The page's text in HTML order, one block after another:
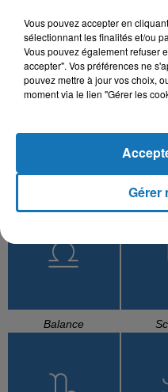
Bélier
Balance
Vous pouvez accepter en
sélectionnant les finalités et/ou
Vous pouvez également refuser
accepter". Vos préférences ne
pouvez mettre à jour vos choix,
moment via le lien "Gérer les
Gérer